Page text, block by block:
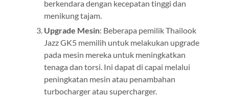
berkendara dengan kecepatan tinggi dan
menikung tajam.
Upgrade Mesin: Beberapa pemilik Thailook
Jazz GK5 memilih untuk melakukan upgrade
pada mesin mereka untuk meningkatkan
tenaga dan torsi. Ini dapat di capai melalui
peningkatan mesin atau penambahan
turbocharger atau supercharger.